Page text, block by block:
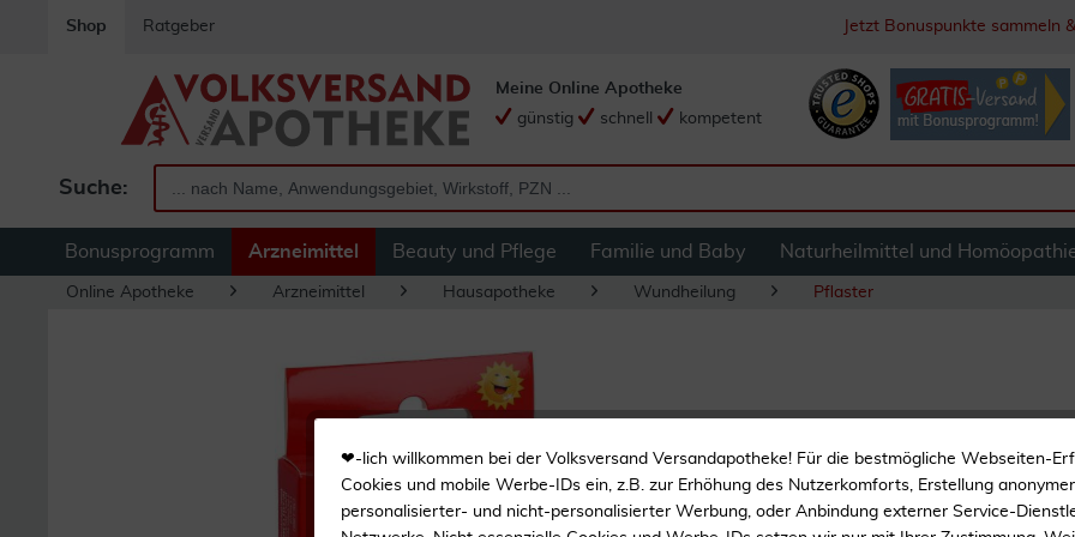
Shop Ratgeber Jetzt Bonuspunkte sammeln
Suche:
Meine Online Apotheke
günstig
schnell kompetent
Bonusprogramm Arzneimittel Beauty und Pflege Familie und Baby Naturheilmittel und
Online Apotheke Arzneimittel Hausapotheke Wundheilung Pflaster
Blasenpflaster
❤-lich willkommen bei der Volksversand Versandapotheke! Für die bestmögliche Webseiten-
Cookies und mobile Werbe-IDs ein, z.B. zur Erhöhung des Nutzerkomforts, Erstellung
personalisierter- und nicht-personalisierter Werbung, oder Anbindung externer Service-